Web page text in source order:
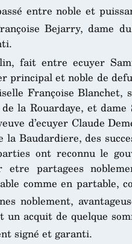
entre noble et
Bejarry, dame
fait entre ecuyer
principal et noble de
Françoise Blanchet,
la Rouardaye, et
d’ecuyer Claude
Baudardiere, des
ont reconnu le
etre partagees
comme en partable,
noblement,
un acquit de quelque
signé et garanti.